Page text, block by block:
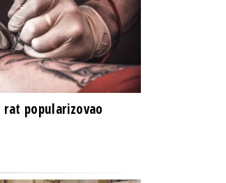
popularizovao